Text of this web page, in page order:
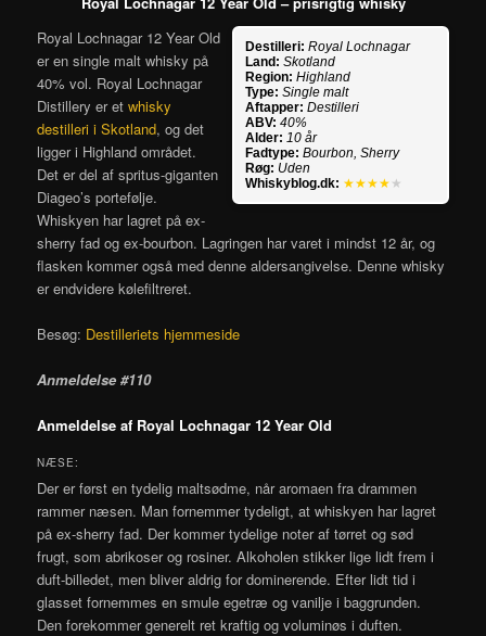
Destilleri: Royal Lochnagar
Land: Skotland
Region: Highland
Type: Single malt
Aftapper: Destilleri
ABV: 40%
Alder: 10 år
Fadtype: Bourbon, Sherry
Røg: Uden
Whiskyblog.dk: ★★★★ ★
Royal Lochnagar 12 Year Old
er en single malt whisky på
40% vol. Royal Lochnagar
Distillery er etwhisky
destilleri i Skotland, og det
ligger i Highland området.
Det er del af spritus-giganten
Diageo’s portefølje.
Whiskyen har lagret på ex-
sherry fad og ex-bourbon. Lagringen har varet i mindst 12 år, og
flasken kommer også med denne aldersangivelse. Denne whisky
er endvidere kølefiltreret.
Besøg: Destilleriets hjemmeside
Anmeldelse #110
Anmeldelse af Royal Lochnagar 12 Year Old
NÆSE:
Der er først en tydelig maltsødme, når aromaen fra drammen
rammer næsen. Man fornemmer tydeligt, at whiskyen har lagret
på ex-sherry fad. Der kommer tydelige noter af tørret og sød
frugt, som abrikoser og rosiner. Alkoholen stikker lige lidt frem i
duft-billedet, men bliver aldrig for dominerende. Efter lidt tid i
glasset fornemmes en smule egetræ og vanilje i baggrunden.
Den forekommer generelt ret kraftig og voluminøs i duften.